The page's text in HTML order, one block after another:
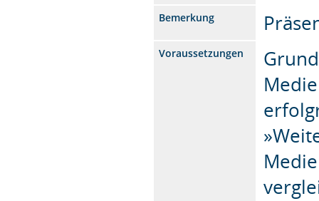
Bemerkung
Voraussetzungen